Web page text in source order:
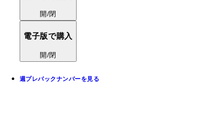
開/閉
電子版で購入
開/閉
週プレバックナンバーを見る